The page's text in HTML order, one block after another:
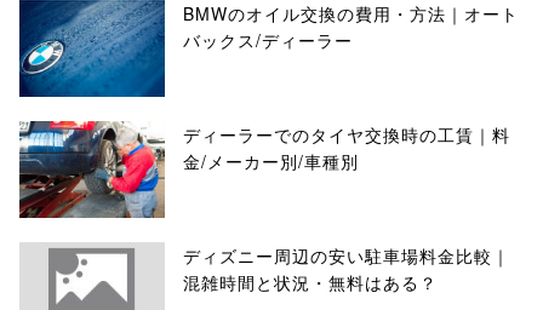
BMWのオイル交換の費用・方法｜オート
バックス/ディーラー
ディーラーでのタイヤ交換時の工賃｜料
金/メーカー別/車種別
ディズニー周辺の安い駐車場料金比較｜
混雑時間と状況・無料はある？